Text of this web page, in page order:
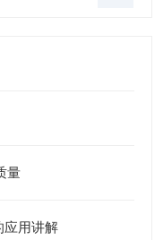
量
应用讲解